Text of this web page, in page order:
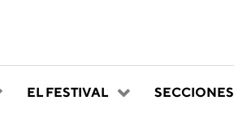
EL FESTIVAL SECCIONES